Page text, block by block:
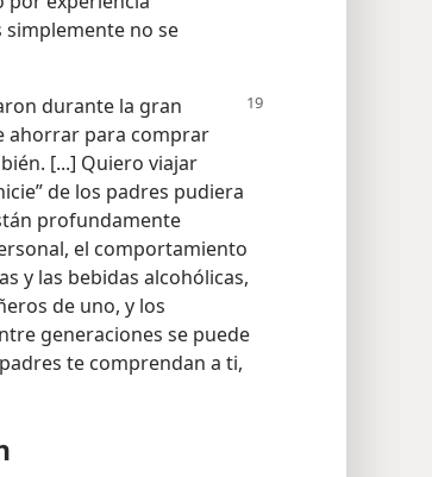
no se
durante la gran
ahorrar para comprar
[...] Quiero viajar
de los padres pudiera
profundamente
el comportamiento
y las bebidas alcohólicas,
de uno, y los
generaciones se puede
te comprendan a ti,